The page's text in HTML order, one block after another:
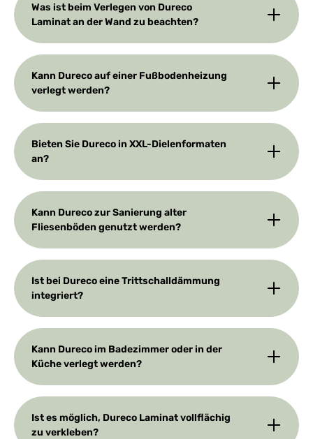
Was ist beim Verlegen von Dureco
Laminat an der Wand zu beachten?
Kann Dureco auf einer Fußbodenheizung
verlegt werden?
Bieten Sie Dureco in XXL-Dielenformaten
an?
Kann Dureco zur Sanierung alter
Fliesenböden genutzt werden?
Ist bei Dureco eine Trittschalldämmung
integriert?
Kann Dureco im Badezimmer oder in der
Küche verlegt werden?
Ist es möglich, Dureco Laminat vollflächig
zu verkleben?